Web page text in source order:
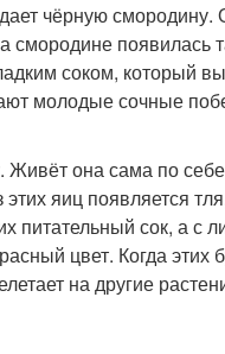
чёрную смородину.
появилась
соком, который
молодые сочные
Живёт она сама по
яиц появляется
сок, а с
цвет. Когда этих
на другие